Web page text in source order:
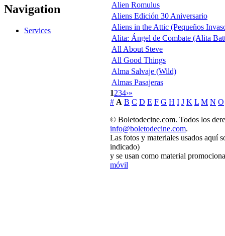
Navigation
Services
Alien Romulus
Aliens Edición 30 Aniversario
Aliens in the Attic (Pequeños
Alita: Ángel de Combate (Alita
All About Steve
All Good Things
Alma Salvaje (Wild)
Almas Pasajeras
1234›»
# A B C D E F G H I J K L M N O
© Boletodecine.com. Todos los
info@boletodecine.com.
Las fotos y materiales usados aquí
indicado)
y se usan como material
móvil